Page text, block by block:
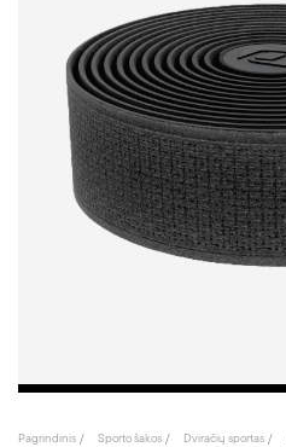
Pagrindinis Sporto šakos Dviračių sportas